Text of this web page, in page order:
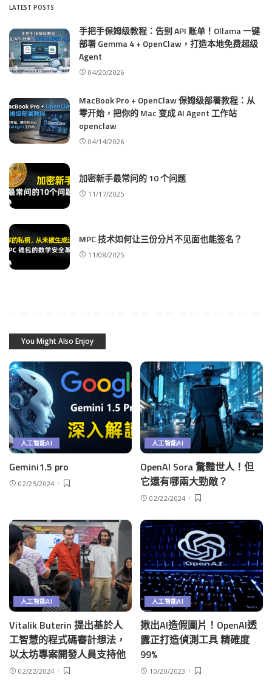
LATEST POSTS
手把手保姆级教程：告别 API 账单！Ollama 一键
部署 Gemma 4 + OpenClaw，打造本地免费超级
Agent
04/20/2026
MacBook Pro + OpenClaw 保姆级部署教程：从
零开始，把你的 Mac 变成 AI Agent 工作站
openclaw
04/14/2026
加密新手最常问的 10 个问题
11/17/2025
MPC 技术如何让三份分片不见面也能签名？
11/08/2025
You Might Also Enjoy
人工智能AI
Gemini1.5 pro
02/25/2024
人工智能AI
OpenAI Sora 驚豔世人！但
它還有哪兩大勁敵？
02/22/2024
人工智能AI
Vitalik Buterin 提出基於人
工智慧的程式碼審計想法，
以太坊專案開發人員支持他
02/22/2024
人工智能AI
揪出AI造假圖片！OpenAI透
露正打造偵測工具 精確度
99%
10/20/2023